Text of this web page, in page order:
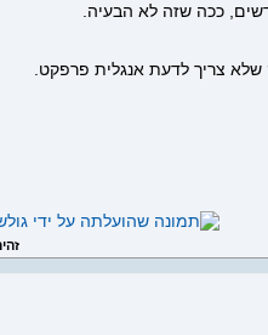
ככה שזה לא הבעיה.